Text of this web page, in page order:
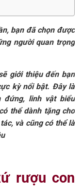
bạn đã chọn được
người quan trọng
giới thiệu đến bạn
kỳ nổi bật. Đây là
đứng, linh vật biểu
thể dành tặng cho
và cũng có thể là
rượu con